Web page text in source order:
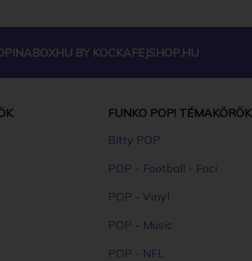
BY KOCKAFEJSHOP.HU
FUNKO POP! TÉMAKÖRÖK
Bitty POP
POP - Football - Foci
POP - Vinyl
POP - Music
POP - NFL